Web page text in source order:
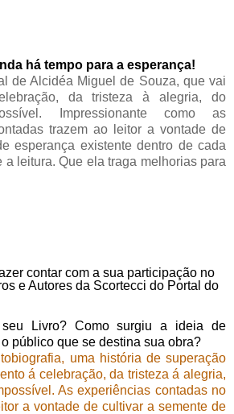
há tempo para a esperança!
de Alcidéa Miguel de Souza, que vai
da tristeza à alegria, do
Impressionante como as
trazem ao leitor a vontade de
esperança existente dentro de cada
a leitura. Que ela traga melhorias para
contar com a sua participação no
e Autores da Scortecci do Portal do
Livro? Como surgiu a ideia de
público que se destina sua obra?
uma história de superação
á celebração, da tristeza á alegria,
As experiências contadas no
a vontade de cultivar a semente de